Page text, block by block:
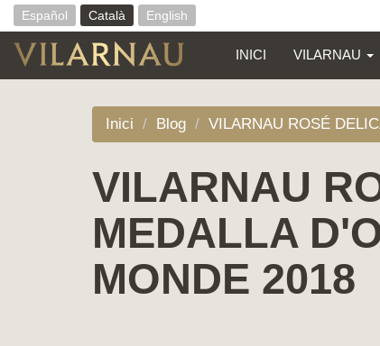
Español Català English
INICI VILARNAU
Inici Blog VILARNAU ROSÉ
VILARNAU
MEDALLA
MONDE 2018